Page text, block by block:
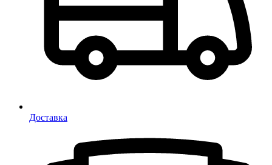
Доставка